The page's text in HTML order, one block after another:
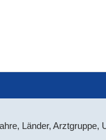
Länder,